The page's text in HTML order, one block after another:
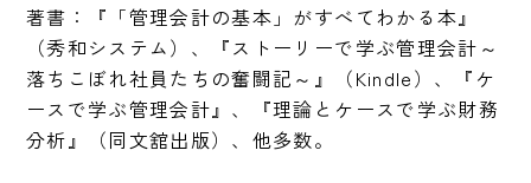
著書：『「管理会計の基本」がすべてわかる本』
（秀和システム）、『ストーリーで学ぶ管理会計～
落ちこぼれ社員たちの奮闘記～』（Kindle）、『ケ
ースで学ぶ管理会計』、『理論とケースで学ぶ財務
分析』（同文舘出版）、他多数。